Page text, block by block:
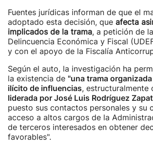
Fuentes jurídicas informan de que el
adoptado esta decisión, que afecta
implicados de la trama, a petición de
Delincuencia Económica y Fiscal
y con el apoyo de la Fiscalía
Según el auto, la investigación ha
la existencia de "una trama
ilícito de influencias, estructuralmente
liderada por José Luis Rodríguez
puesto sus contactos personales y su
acceso a altos cargos de la
de terceros interesados en obtener
favorables".